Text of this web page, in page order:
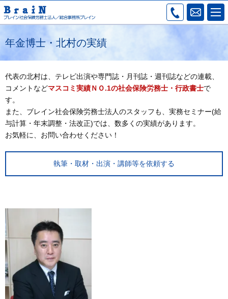
年金博士・北村の実績
代表の北村は、テレビ出演や専門誌・月刊誌・週刊誌などの連載、
コメントなどマスコミ実績ＮＯ.1の社会保険労務士・行政書士で
す。
また、ブレイン社会保険労務士法人のスタッフも、実務セミナー(給
与計算・年末調整・法改正)では、数多くの実績があります。
お気軽に、お問い合わせください！
執筆・取材・出演・講師等を依頼する